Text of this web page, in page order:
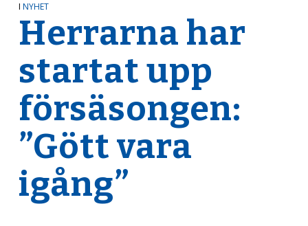
I NYHET
Herrarna har
startat upp
försäsongen:
”Gött vara
igång”